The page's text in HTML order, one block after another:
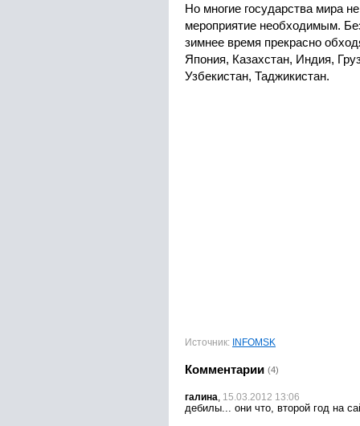
Но многие государства мира
мероприятие необходимым.
зимнее время прекрасно
Япония, Казахстан, Индия,
Узбекистан, Таджикистан.
Источник: INFOMSK
Комментарии (4)
галина 15.03.2012 13:06
дебилы... они что, второй год на